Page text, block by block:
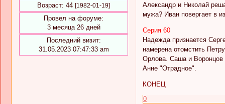
Возраст: 44 [1982-01-19]
Провел на форуме:
3 месяца 26 дней
Последний визит:
31.05.2023 07:47:33 am
Александр и Николай
мужа? Иван повергает в
Серия 60
Надежда признается
намерена отомстить
Орлова. Саша и Воронцов
Анне "Отрадное".
КОНЕЦ
0